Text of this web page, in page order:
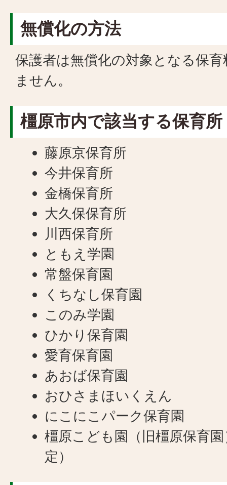
無償化の方法
保護者は無償化の対象となる保
ません。
橿原市内で該当する保育
藤原京保育所
今井保育所
金橋保育所
大久保保育所
川西保育所
ともえ学園
常盤保育園
くちなし保育園
このみ学園
ひかり保育園
愛育保育園
あおば保育園
おひさまほいくえん
にこにこパーク保育園
橿原こども園（旧橿原保育
定）